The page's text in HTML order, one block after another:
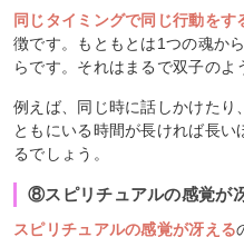
同じタイミングで同じ行動をす
徴です。もともとは1つの魂か
らです。それはまるで双子のよ
例えば、同じ時に話しかけたり
ともにいる時間が長ければ長
るでしょう。
⑧スピリチュアルの感覚が
スピリチュアルの感覚が冴える